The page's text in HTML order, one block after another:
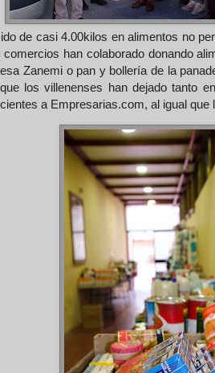
de casi 4.00kilos en alimentos no
han colaborado donando
Zanemi o pan y bollería de la
los villenenses han dejado tanto
a Empresarias.com, al igual